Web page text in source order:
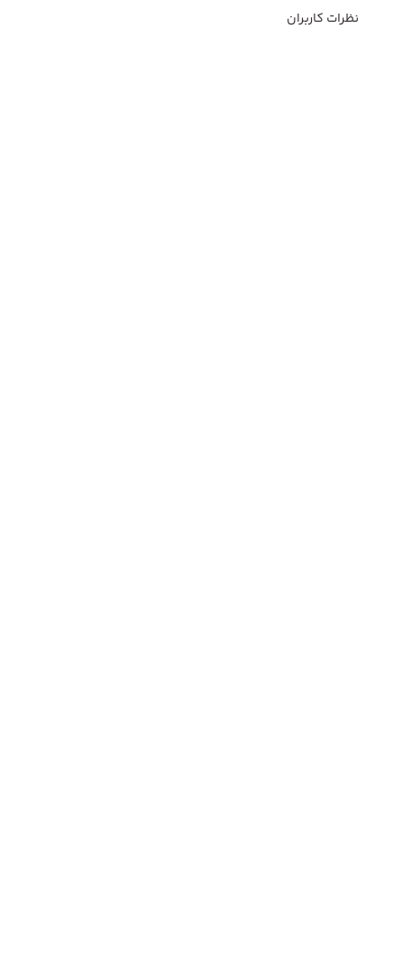
نظرات کاربران